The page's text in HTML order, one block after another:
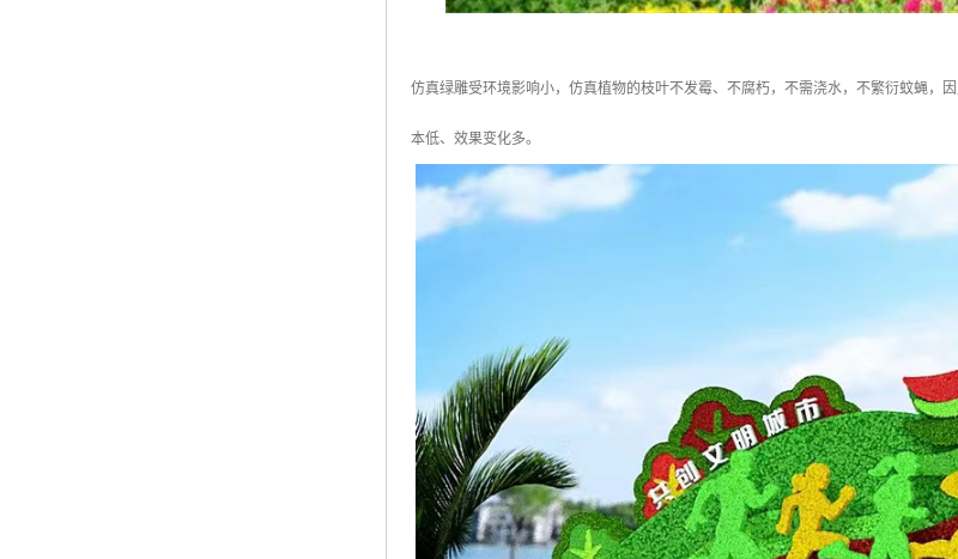
仿真绿雕受环境影响小，仿真植物的枝叶不发霉、不腐朽，不需浇水，不繁衍蚊蝇，
本低、效果变化多。